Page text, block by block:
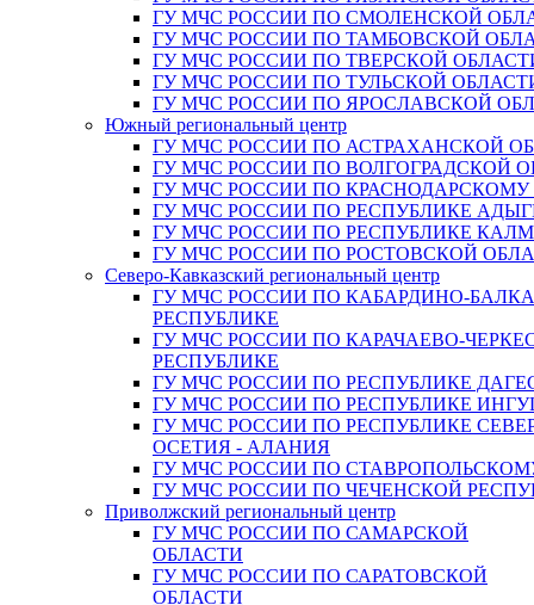
ГУ МЧС РОССИИ ПО СМОЛЕНСКОЙ
ГУ МЧС РОССИИ ПО ТАМБОВСКОЙ
ГУ МЧС РОССИИ ПО ТВЕРСКОЙ
ГУ МЧС РОССИИ ПО ТУЛЬСКОЙ
ГУ МЧС РОССИИ ПО ЯРОСЛАВСКОЙ
Южный региональный центр
ГУ МЧС РОССИИ ПО АСТРАХАНСКОЙ
ГУ МЧС РОССИИ ПО ВОЛГОГРАДСКОЙ
ГУ МЧС РОССИИ ПО
ГУ МЧС РОССИИ ПО РЕСПУБЛИКЕ
ГУ МЧС РОССИИ ПО РЕСПУБЛИКЕ
ГУ МЧС РОССИИ ПО РОСТОВСКОЙ
Северо-Кавказский региональный центр
ГУ МЧС РОССИИ ПО КАБАРДИНО-
РЕСПУБЛИКЕ
ГУ МЧС РОССИИ ПО КАРАЧАЕВО-
РЕСПУБЛИКЕ
ГУ МЧС РОССИИ ПО РЕСПУБЛИКЕ
ГУ МЧС РОССИИ ПО РЕСПУБЛИКЕ
ГУ МЧС РОССИИ ПО РЕСПУБЛИКЕ
ОСЕТИЯ - АЛАНИЯ
ГУ МЧС РОССИИ ПО
ГУ МЧС РОССИИ ПО ЧЕЧЕНСКОЙ
Приволжский региональный центр
ГУ МЧС РОССИИ ПО САМАРСКОЙ
ОБЛАСТИ
ГУ МЧС РОССИИ ПО САРАТОВСКОЙ
ОБЛАСТИ